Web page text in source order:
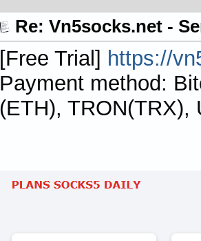
Re: Vn5socks.net -
[Free Trial] https://
Payment method:
(ETH), TRON(TRX),